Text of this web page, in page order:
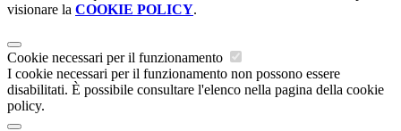
visionare la COOKIE POLICY.
Cookie necessari per il funzionamento
I cookie necessari per il funzionamento non possono essere
disabilitati. È possibile consultare l'elenco nella pagina della cookie
policy.